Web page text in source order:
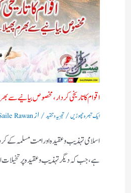
اقوام کا تاریخی کردار،مخصوص بیانیے سے
ایک تبصرہ چھوڑیں/تجزیہ و تنقید/ ازRawan
اسلامی تہذیب و عقیدہ اور امت مسلمہ کے
ہے، جب کہ دیگر تہذیب و عقیدہ پر تخیلات